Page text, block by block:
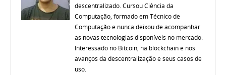
descentralizado. Cursou Ciência da
Computação, formado em Técnico de
Computação e nunca deixou de acompanhar
as novas tecnologias disponíveis no mercado.
Interessado no Bitcoin, na blockchain e nos
avanços da descentralização e seus casos de
uso.